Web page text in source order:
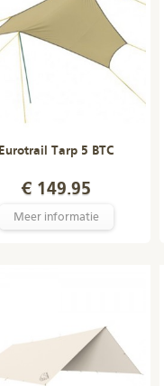
Eurotrail Tarp 5 BTC
€ 149.95
Meer informatie